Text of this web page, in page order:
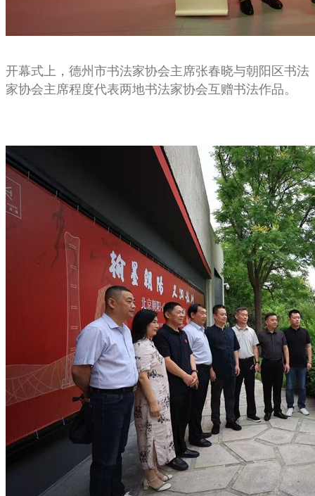
开幕式上，德州市书法家协会主席张春晓与朝阳区书法
家协会主席程度代表两地书法家协会互赠书法作品。